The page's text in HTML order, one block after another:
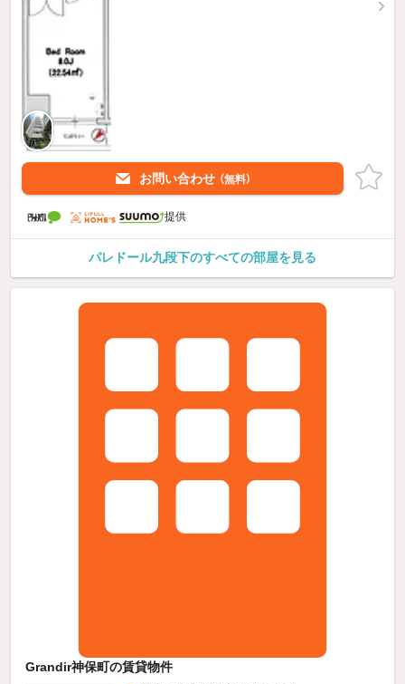
お問い合わせ （無料）
提供
パレドール九段下のすべての部屋を見る
Grandir神保町の賃貸物件